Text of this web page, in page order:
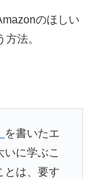
のほしい
法。
を書いたエ
いに学ぶこ
とは、要す